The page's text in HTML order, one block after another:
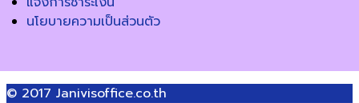
นโยบายความเป็นส่วนตัว
© 2017 Janivisoffice.co.th